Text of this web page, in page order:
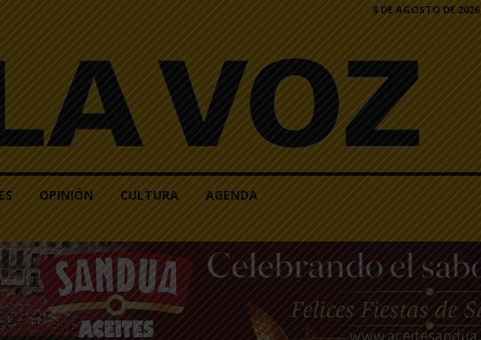
8 DE AGOSTO DE 2026
OPINIÓN CULTURA AGENDA